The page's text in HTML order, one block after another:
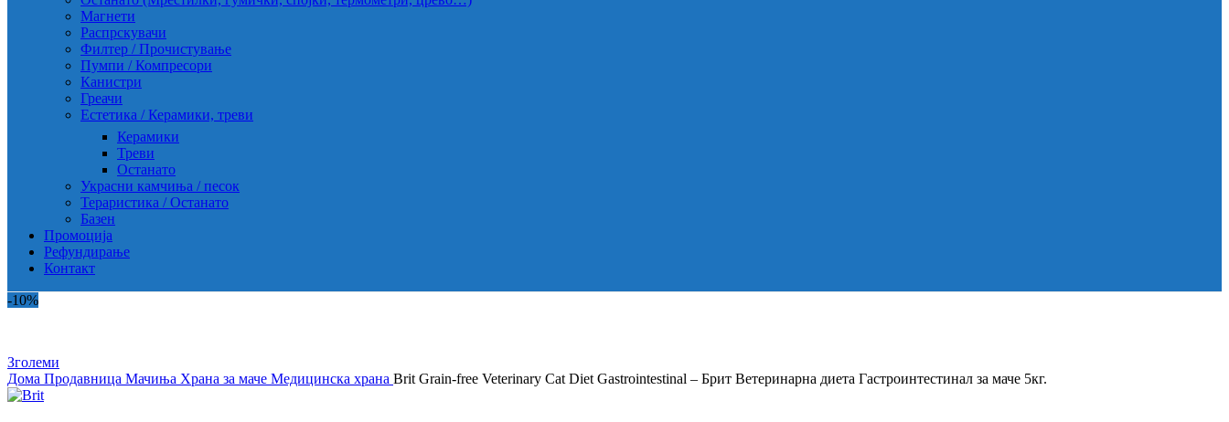
Магнети
Распрскувачи
Филтер / Прочистување
Пумпи / Компресори
Канистри
Греачи
Естетика / Керамики, треви
Керамики
Треви
Останато
Украсни камчиња / песок
Тераристика / Останато
Базен
Промоција
Рефундирање
Контакт
-10%
Зголеми
Дома Продавница Мачиња Храна за маче Медицинска храна Brit Grain-free Veterinary Cat Diet Gastrointestinal – Брит Ветеринарна диета Гастроинтестинал за маче 5кг.